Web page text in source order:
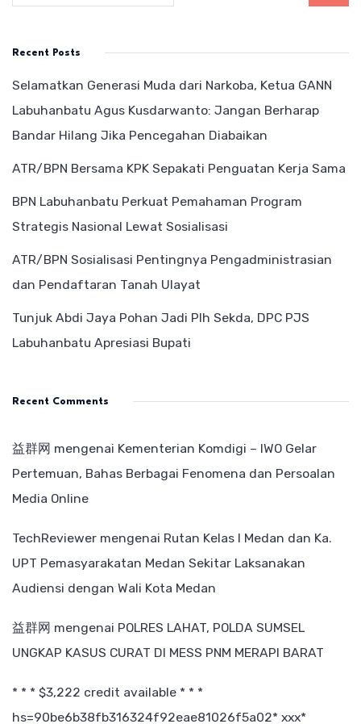
Recent Posts
Selamatkan Generasi Muda dari Narkoba, Ketua GANN
Labuhanbatu Agus Kusdarwanto: Jangan Berharap
Bandar Hilang Jika Pencegahan Diabaikan
ATR/BPN Bersama KPK Sepakati Penguatan Kerja Sama
BPN Labuhanbatu Perkuat Pemahaman Program
Strategis Nasional Lewat Sosialisasi
ATR/BPN Sosialisasi Pentingnya Pengadministrasian
dan Pendaftaran Tanah Ulayat
Tunjuk Abdi Jaya Pohan Jadi Plh Sekda, DPC PJS
Labuhanbatu Apresiasi Bupati
Recent Comments
益群网 mengenai Kementerian Komdigi – IWO Gelar
Pertemuan, Bahas Berbagai Fenomena dan Persoalan
Media Online
TechReviewer mengenai Rutan Kelas I Medan dan Ka.
UPT Pemasyarakatan Medan Sekitar Laksanakan
Audiensi dengan Wali Kota Medan
益群网 mengenai POLRES LAHAT, POLDA SUMSEL
UNGKAP KASUS CURAT DI MESS PNM MERAPI BARAT
* * * $3,222 credit available * * *
hs=90be6b38fb316324f92eae81026f5a02* ххх*